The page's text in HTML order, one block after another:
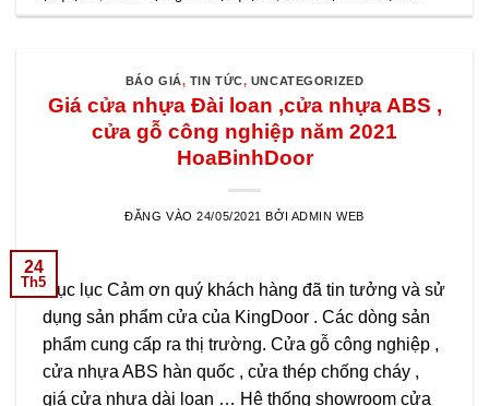
BÁO GIÁ, TIN TỨC, UNCATEGORIZED
Giá cửa nhựa Đài loan ,cửa nhựa ABS ,
cửa gỗ công nghiệp năm 2021
HoaBinhDoor
ĐĂNG VÀO24/05/2021 BỞI ADMIN WEB
24
Th5Mục lục Cảm ơn quý khách hàng đã tin tưởng và sử
dụng sản phẩm cửa của KingDoor . Các dòng sản
phẩm cung cấp ra thị trường. Cửa gỗ công nghiệp ,
cửa nhựa ABS hàn quốc , cửa thép chống cháy ,
giá cửa nhựa dài loan … Hệ thống showroom cửa